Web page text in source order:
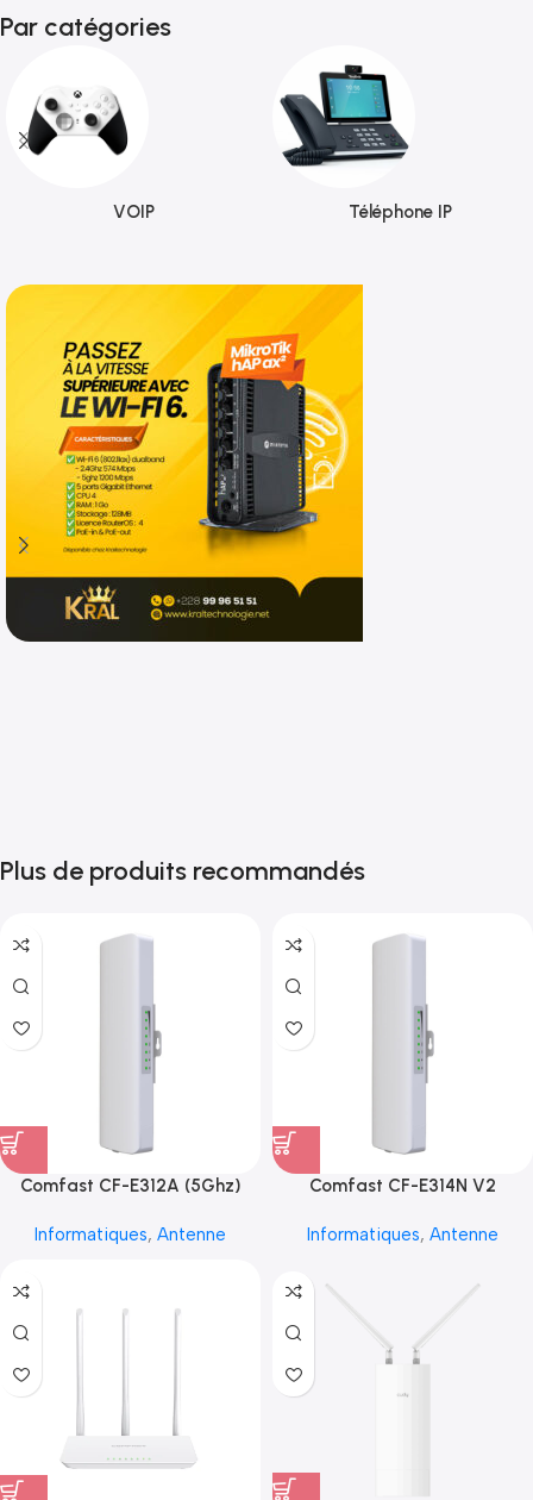
Par catégories
VOIP Téléphone IP
Plus de produits recommandés
Comfast CF-E312A (5Ghz)
Informatiques, Antenne
Comfast CF-E314N V2
Informatiques, Antenne